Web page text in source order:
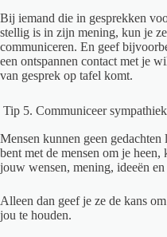
Bij iemand die in gesprekken
stellig is in zijn mening, kun je
communiceren. En geef
een ontspannen contact met je
van gesprek op tafel komt.
Tip 5. Communiceer
Mensen kunnen geen
bent met de mensen om je
jouw wensen, mening, ideeën
Alleen dan geef je ze de kans
jou te houden.